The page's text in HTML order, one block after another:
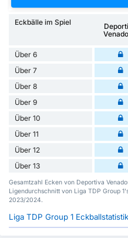
Eckbälle im Spiel
Über 6
Über 7
Über 8
Über 9
Über 10
Über 11
Über 12
Über 13
Gesamtzahl Ecken von Deportiva
Ligendurchschnitt von Liga TDP Group
2023/2024.
Liga TDP Group 1